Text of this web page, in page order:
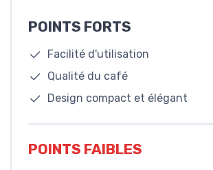
POINTS FORTS
Facilité d'utilisation
Qualité du café
Design compact et élégant
POINTS FAIBLES